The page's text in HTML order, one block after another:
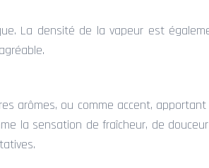
La densité de la vapeur est
arômes, ou comme accent,
la sensation de fraîcheur, de